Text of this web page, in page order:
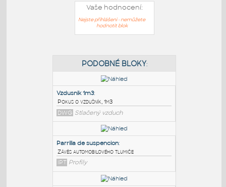
Vaše hodnocení:
Nejste přihlášeni - nemůžete
hodnotit blok
PODOBNÉ BLOKY:
Vzdusnik 1m3:
Pokus o vzdušník, 1m3